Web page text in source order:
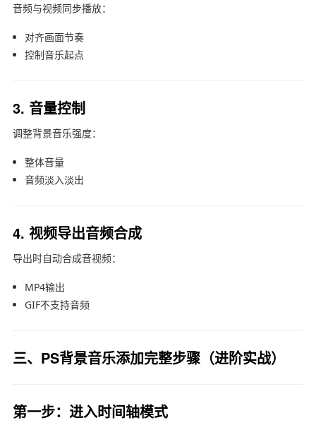
音频与视频同步播放：
对齐画面节奏
控制音乐起点
3. 音量控制
调整背景音乐强度：
整体音量
音频淡入淡出
4. 视频导出音频合成
导出时自动合成音视频：
MP4输出
GIF不支持音频
三、PS背景音乐添加完整步骤（进阶实战）
第一步：进入时间轴模式